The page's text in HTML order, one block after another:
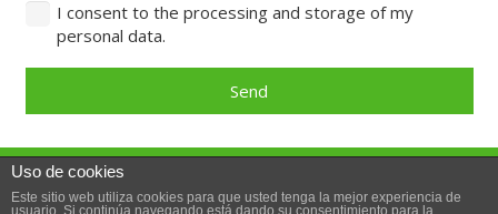
I consent to the processing and storage of my
personal data.
Send
Uso de cookies
Este sitio web utiliza cookies para que usted tenga la mejor experiencia de
usuario. Si continúa navegando está dando su consentimiento para la